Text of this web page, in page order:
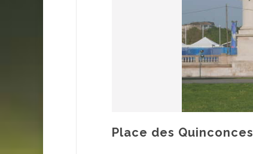
Place des Quinconces